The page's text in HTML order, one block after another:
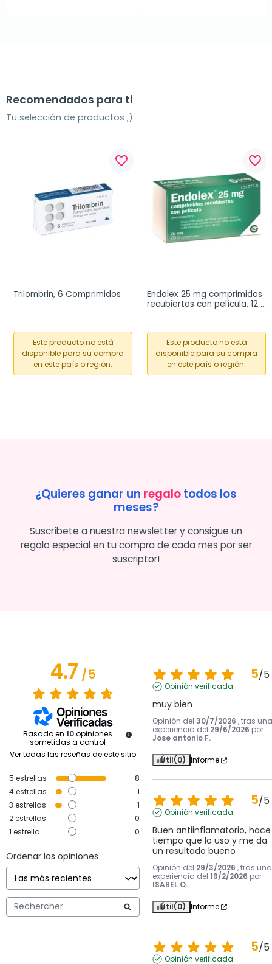
Recomendados para ti
Tu selección de productos ;)
favorite_border
Trilombrin, 6 Comprimidos
Este producto no está
disponible para su compra
en este país o región.
favorite_border
Endolex 25 mg comprimidos
recubiertos con película, 12
Este producto no está
disponible para su compra
en este país o región.
¿Quieres ganar un regalotodos los
meses?
Suscríbete a nuestra newsletter y consigue un
regalo especial en tu compra de cada mes por ser
suscriptor!
4.7/5
Basado en 10 opiniones
sometidas a control
Ver todas las reseñas de este sitio
5 estrellas
8
4estrellas
1
3 estrellas
1
2estrellas
0
1 estrella 0
Ordenar las opiniones
5/5
Opinión verificada
muy bien
Opinión del 30/7/2026 , tras una
experiencia del 29/6/2026 por
Jose antonio F.
Útil(0) Informe
5/5
Opinión verificada
Buen antiinflamatorio, hace
tiempo que lo uso y me da
un resultado bueno
Opinión del 29/3/2026 , tras una
experiencia del 19/2/2026 por
ISABEL O.
Útil(0) Informe
5/5
Opinión verificada